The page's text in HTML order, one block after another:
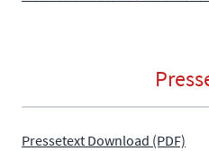
Pressetext Download (PDF)